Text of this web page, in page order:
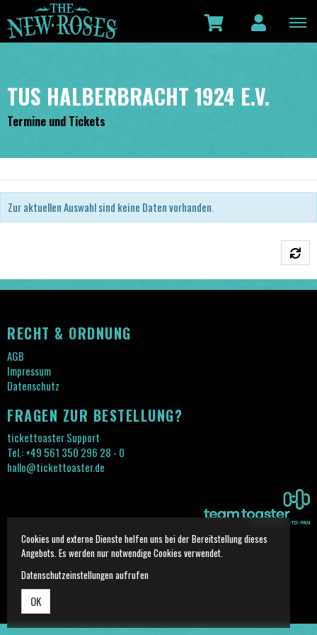
TUS HALBERBRACHT 1924 E.V.
Termine und Tickets
Zur aktuellen Auswahl sind keine Daten vorhanden.
RECHT & ORDNUNG
AGB
Impressum
Datenschutz
FRAGEN ZUR BESTELLUNG?
tickettoaster Support
Tel.: +49 561 350 296 28 - 0
hallo@tickettoaster.de
Cookies und externe Dienste helfen uns bei der Bereitstellung dieses
Angebots. Es werden nur notwendige Cookies verwendet.
Datenschutzeinstellungen aufrufen
OK